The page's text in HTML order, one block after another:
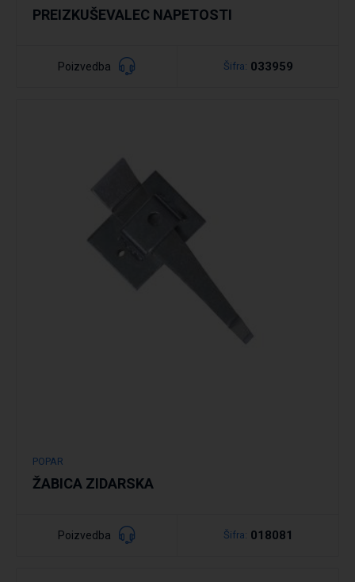
Podrobno
PREIZKUŠEVALEC NAPETOSTI
Poizvedba Šifra: 033959
POPAR
ŽABICA ZIDARSKA
Poizvedba Šifra: 018081